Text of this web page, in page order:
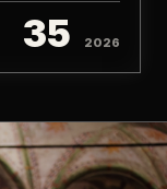
35 2026